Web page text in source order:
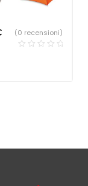
(0 recensioni)